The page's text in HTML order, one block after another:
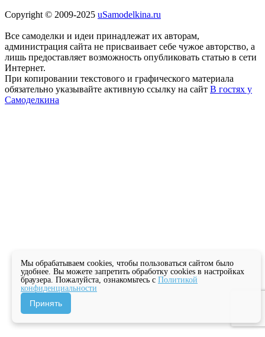
Copyright © 2009-2025 uSamodelkina.ru
Все самоделки и идеи принадлежат их авторам,
администрация сайта не присваивает себе чужое авторство, а
лишь предоставляет возможность опубликовать статью в сети
Интернет.
При копировании текстового и графического материала
обязательно указывайте активную ссылку на сайт В гостях у
Самоделкина
Мы обрабатываем cookies, чтобы пользоваться сайтом было
удобнее. Вы можете запретить обработку cookies в настройках
браузера. Пожалуйста, ознакомьтесь с Политикой
конфиденциальности
Принять